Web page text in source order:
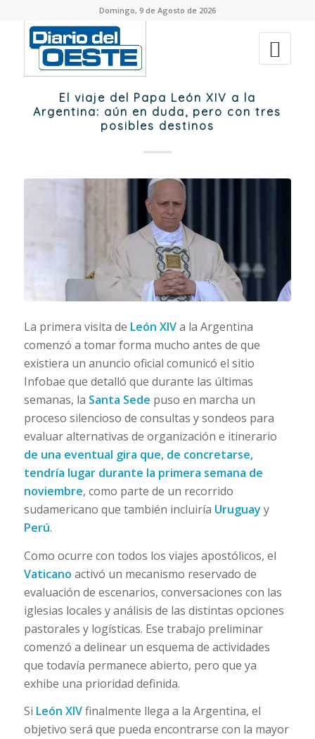
Domingo, 9 de Agosto de 2026
El viaje del Papa León XIV a la
Argentina: aún en duda, pero con tres
posibles destinos
La primera visita de León XIVa la Argentina
comenzó a tomar forma mucho antes de que
existiera un anuncio oficial comunicó el sitio
Infobae que detalló que durante las últimas
semanas, la Santa Sede puso en marcha un
proceso silencioso de consultas y sondeos para
evaluar alternativas de organización e itinerario
de una eventual gira que, de concretarse,
tendría lugar durante la primera semana de
noviembre, como parte de un recorrido
sudamericano que también incluiría Uruguay y
Perú.
Como ocurre con todos los viajes apostólicos, el
Vaticano activó un mecanismo reservado de
evaluación de escenarios, conversaciones con las
iglesias locales y análisis de las distintas opciones
pastorales y logísticas. Ese trabajo preliminar
comenzó a delinear un esquema de actividades
que todavía permanece abierto, pero que ya
exhibe una prioridad definida.
Si León XIVfinalmente llega a la Argentina, el
objetivo será que pueda encontrarse con la mayor